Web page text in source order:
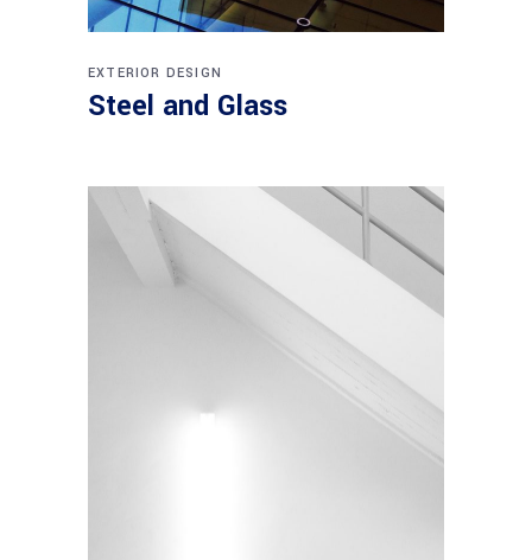
EXTERIOR DESIGN
Steel and Glass